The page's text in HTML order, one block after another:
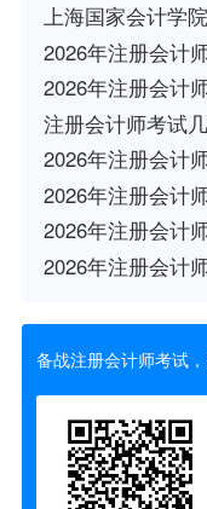
上海国家会计学
2026年注册会计
2026年注册会计
注册会计师考试
2026年注册会计
2026年注册会计
2026年注册会计
2026年注册会计
备战注册会计师考试